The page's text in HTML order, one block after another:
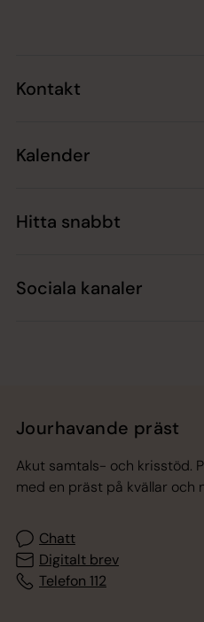
Kontakt
Kalender
Hitta snabbt
Sociala kanaler
Jourhavande präst
Akut samtals- och krisstöd.
med en präst på kvällar och
Chatt
Digitalt brev
Telefon 112